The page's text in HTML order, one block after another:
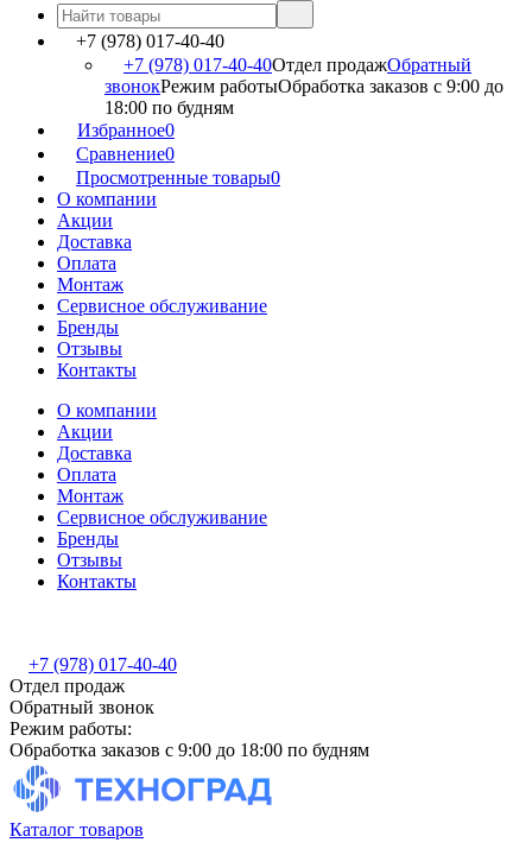
+7 (978) 017-40-40
+7 (978) 017-40-40Отдел продажОбратный
звонокРежим работыОбработка заказов с 9:00 до
18:00 по будням
Избранное0
Сравнение0
Просмотренные товары0
О компании
Акции
Доставка
Оплата
Монтаж
Сервисное обслуживание
Бренды
Отзывы
Контакты
О компании
Акции
Доставка
Оплата
Монтаж
Сервисное обслуживание
Бренды
Отзывы
Контакты
+7 (978) 017-40-40
Отдел продаж
Обратный звонок
Режим работы:
Обработка заказов с 9:00 до 18:00 по будням
Каталог товаров